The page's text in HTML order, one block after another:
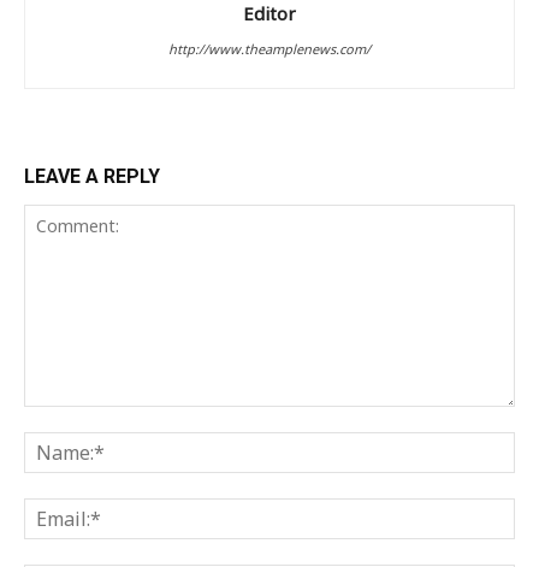
Editor
http://www.theamplenews.com/
LEAVE A REPLY